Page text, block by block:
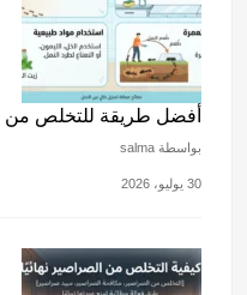
أفضل طريقة للتخلص من
بواسطة salma
30 يوليو، 2026